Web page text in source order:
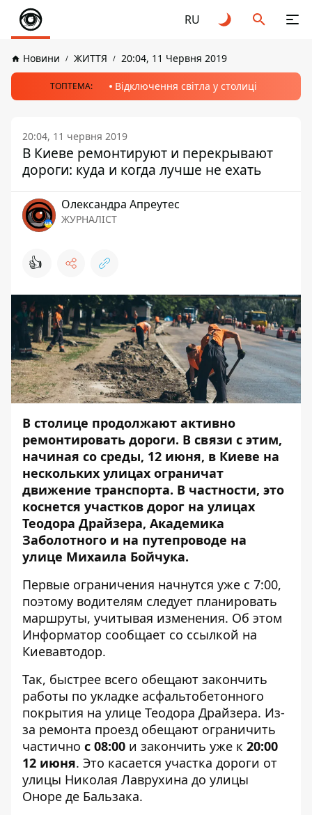
RU
Новини ЖИТТЯ 20:04, 11 Червня 2019
ТОПТЕМА: Відключення світла у столиці
20:04, 11 червня 2019
В Киеве ремонтируют и перекрывают
дороги: куда и когда лучше не ехать
Олександра Апреутес
ЖУРНАЛІСТ
👍
В столице продолжают активно
ремонтировать дороги. В связи с этим,
начиная со среды, 12 июня, в Киеве на
нескольких улицах ограничат
движение транспорта. В частности, это
коснется участков дорог на улицах
Теодора Драйзера, Академика
Заболотного и на путепроводе на
улице Михаила Бойчука.
Первые ограничения начнутся уже с 7:00,
поэтому водителям следует планировать
маршруты, учитывая изменения. Об этом
Информатор сообщает со ссылкой на
Киевавтодор.
Так, быстрее всего обещают закончить
работы по укладке асфальтобетонного
покрытия на улице Теодора Драйзера. Из-
за ремонта проезд обещают ограничить
частично с 08:00 и закончить уже к 20:00
12 июня. Это касается участка дороги от
улицы Николая Лаврухина до улицы
Оноре де Бальзака.